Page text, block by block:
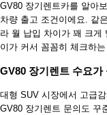
GV80 장기렌트카를 알아
차량 출고 조건이에요. 같
라 월 납입 차이가 꽤 크게
이가 커서 꼼꼼히 체크하
GV80 장기렌트 수요가
대형 SUV 시장에서 고급
GV80 장기렌트 문의도 꾸